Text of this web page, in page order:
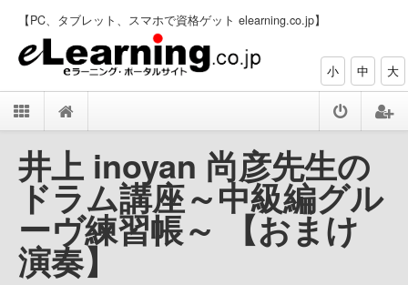
【PC、タブレット、スマホで資格ゲット elearning.co.jp】
小 中 大
井上 inoyan 尚彦先生の
ドラム講座～中級編グル
ーヴ練習帳～ 【おまけ
演奏】